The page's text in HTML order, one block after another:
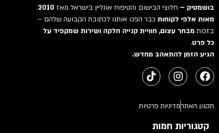
בושמטיק –חלוצי הבישום והטיפוח אונליין בישראל מאז2010
.
מאות אלפי לקוחותכבר הפכו אותנו לכתובת הקבועה שלהם –
בזכותמבחר עצום, חוויית קנייה חלקה ושירות שמקפיד על
כל פרט.
הגיע הזמן להתאהב מחדש.
תקנון האתרמדיניות פרטיות
קטגוריות חמות